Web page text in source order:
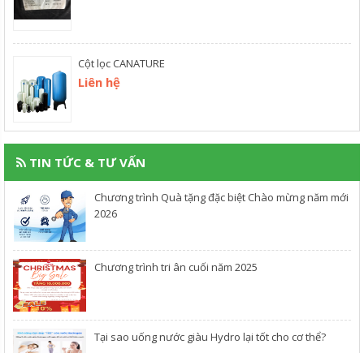
Cột lọc CANATURE
Liên hệ
TIN TỨC & TƯ VẤN
Chương trình Quà tặng đặc biệt Chào mừng năm mới
2026
Chương trình tri ân cuối năm 2025
​Tại sao uống nước giàu Hydro lại tốt cho cơ thể?